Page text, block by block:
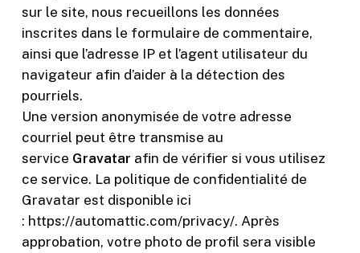
sur le site, nous recueillons les données
inscrites dans le formulaire de commentaire,
ainsi que l’adresse IP et l’agent utilisateur du
navigateur afin d’aider à la détection des
pourriels.
Une version anonymisée de votre adresse
courriel peut être transmise au
service Gravatar afin de vérifier si vous utilisez
ce service. La politique de confidentialité de
Gravatar est disponible ici
: https://automattic.com/privacy/. Après
approbation, votre photo de profil sera visible